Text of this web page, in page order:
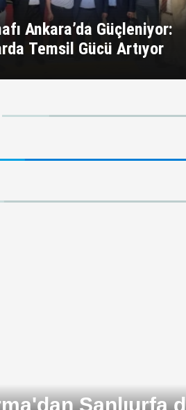
Ankara’da Güçleniyor:
Temsil Gücü Artıyor
Hilvan kara